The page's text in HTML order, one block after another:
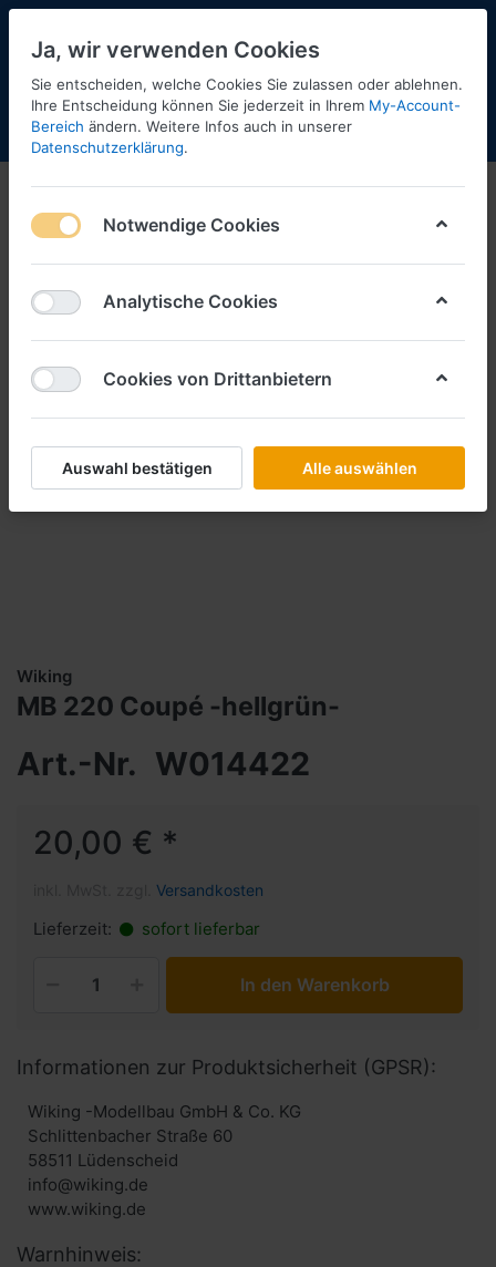
Menü Anmelden Shopaktualisierung
Wiking
MB 220 Coupé -hellgrün-
Art.-Nr. W014422
20,00 € *
Versandkosten
Lieferzeit: sofort lieferbar
In den Warenkorb
Informationen zur Produktsicherheit (GPSR):
Wiking -Modellbau GmbH & Co. KG
Schlittenbacher Straße 60
58511 Lüdenscheid
info@wiking.de
www.wiking.de
Warnhinweis:
Ja, wir verwenden Cookies
Sie entscheiden, welche Cookies Sie zulassen oder ablehnen.
Ihre Entscheidung können Sie jederzeit in Ihrem My-Account-
Bereich ändern. Weitere Infos auch in unserer
Datenschutzerklärung.
Notwendige Cookies
Analytische Cookies
Cookies von Drittanbietern
Auswahl bestätigen Alle auswählen